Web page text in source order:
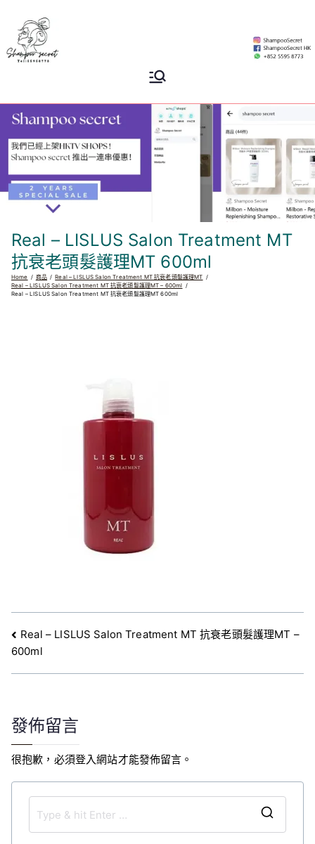
content
Secret
香港專業洗頭水專門店
Real – LISLUS Salon Treatment MT
抗衰老頭髮護理MT 600ml
Home 商品
Real – LISLUS Salon Treatment MT 抗衰老頭髮護理MT
Real – LISLUS Salon Treatment MT 抗衰老頭髮護理MT – 600ml
Real – LISLUS Salon Treatment MT 抗衰老頭髮護理MT 600ml
文
章
導
Real – LISLUS Salon Treatment MT 抗衰老頭髮護理MT –
600ml
發佈留言
很抱歉，必須登入網站才能發佈留言。
e